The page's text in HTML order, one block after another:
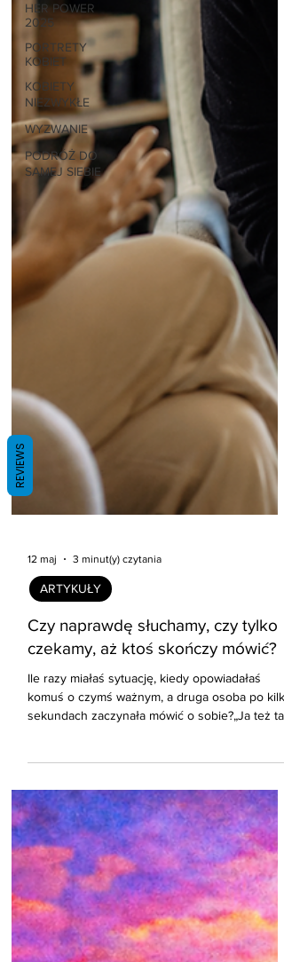
HER POWER
2025
PORTRETY
KOBIET
KOBIETY
NIEZWYKŁE
WYZWANIE
PODRÓŻ DO
SAMEJ SIEBIE
12 maj 3 minut(y) czytania
Czy naprawdę słuchamy, czy tylko
czekamy, aż ktoś skończy mówić?
Ile razy miałaś sytuację, kiedy opowiadałaś
komuś o czymś ważnym, a druga osoba po kilku
pustka. Bo człowiek nie chce zawsze rady. Nie
chce być naprawiany. Bardzo często chce po
prostu zostać wysłuchany.
REVIEWS